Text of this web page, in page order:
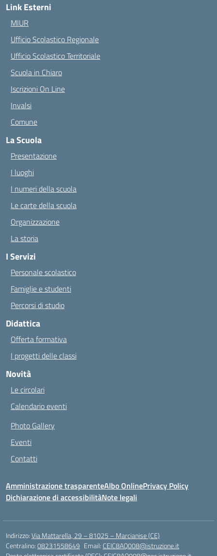
Link Esterni
MIUR
Ufficio Scolastico Regionale
Ufficio Scolastico Territoriale
Scuola in Chiaro
Iscrizioni On Line
Invalsi
Comune
La Scuola
Presentazione
I luoghi
I numeri della scuola
Le carte della scuola
Organizzazione
La storia
I Servizi
Personale scolastico
Famiglie e studenti
Percorsi di studio
Didattica
Offerta formativa
I progetti delle classi
Novità
Le circolari
Calendario eventi
Photo Gallery
Eventi
Contatti
Amministrazione trasparenteAlbo OnlinePrivacy Policy
Dichiarazione di accessibilitàNote legali
Indirizzo:Via Mattarella, 29 – 81025 – Marcianise (CE)
Centralino:08231558649 Email: CEIC8AQ008@istruzione.it